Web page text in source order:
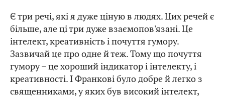
Є три речі, які я дуже ціную в людях. Цих речей є
більше, але ці три дуже взаємопов'язані. Це
інтелект, креативність і почуття гумору.
Зазвичай це про одне й теж. Тому що почуття
гумору – це хороший індикатор і інтелекту, і
креативності. І Франкові було добре й легко з
священниками, у яких був високий інтелект,